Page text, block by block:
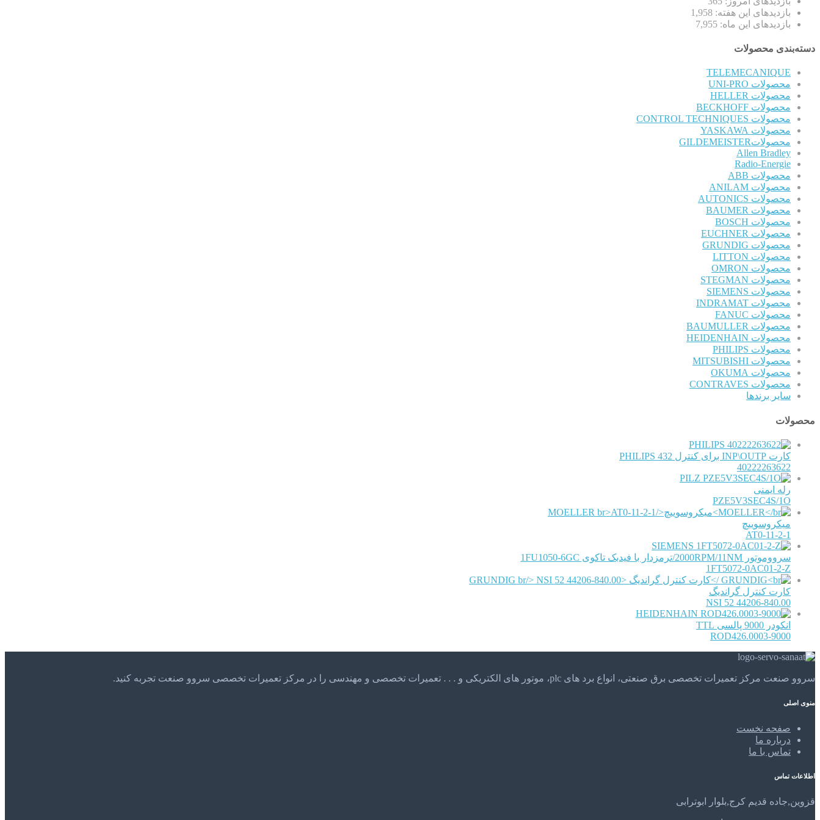
بازدیدهای این هفته: 1,958
بازدیدهای این ماه: 7,955
دسته‌بندی محصولات
TELEMECANIQUE
محصولات UNI-PRO
محصولات HELLER
محصولات BECKHOFF
محصولات CONTROL TECHNIQUES
محصولات YASKAWA
محصولاتGILDEMEISTER
Allen Bradley
Radio-Energie
محصولات ABB
محصولات ANILAM
محصولات AUTONICS
محصولات BAUMER
محصولات BOSCH
محصولات EUCHNER
محصولات GRUNDIG
محصولات LITTON
محصولات OMRON
محصولات STEGMAN
محصولات SIEMENS
محصولات INDRAMAT
محصولات FANUC
محصولات BAUMULLER
محصولات HEIDENHAIN
محصولات PHILIPS
محصولات MITSUBISHI
محصولات OKUMA
محصولات CONTRAVES
سایر برندها
محصولات
PHILIPS
کارت INP\OUTP برای کنترل PHILIPS 432
40222263622
PILZ
رله ایمنی
PZE5V3SEC4S/1O
MOELLER
میکروسوییچ
AT0-11-2-1
SIEMENS
سرووموتور 2000RPM/11NM/ترمزدار با فیدبک تاکوی 1FU1050-6GC
1FT5072-0AC01-2-Z
GRUNDIG
کارت کنترل گراندیگ
NSI 52 44206-840.00
HEIDENHAIN
انکودر 9000 پالسی TTL
ROD426.0003-9000
سروو صنعت مرکز تعمیرات تخصصی برق صنعتی، انواع برد های plc، موتور های الکتریکی و . . . تعمیرات تخصصی و مهندسی را در مرکز تعمیرات تخصصی سروو صنعت تجربه کنید.
منوی اصلی
صفحه نخست
درباره ما
تماس با ما
اطلاعات تماس
قزوین,جاده قدیم کرج,بلوار ابوترابی